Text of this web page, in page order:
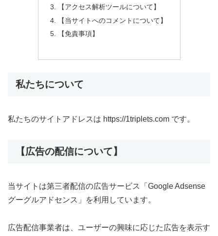
【アクセス解析ツールについて】
【当サイトへのコメントについて】
【免責事項】
私たちについて
私たちのサイトアドレスは https://1triplets.com です。
【広告の配信について】
当サイトは第三者配信の広告サービス「Google Adsense
グーグルアドセンス」を利用しています。
広告配信事業者は、ユーザーの興味に応じた広告を表示す